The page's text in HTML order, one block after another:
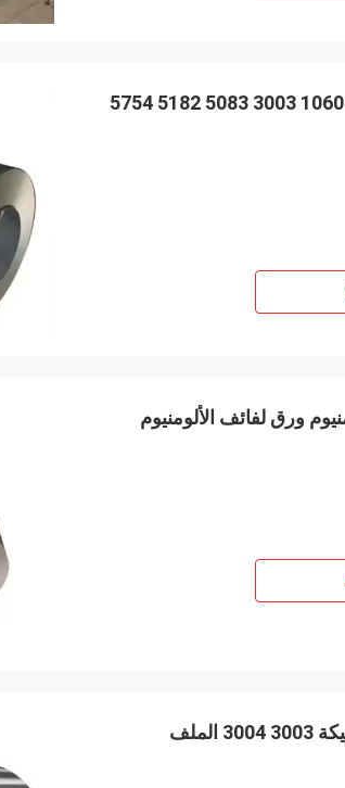
الصين تصنيع بيع الجملة لفائف الألومنيوم 1100 1050 1060 3003 5083 5182 5754
جودة عالية 5052 5005 الملف الألومنيوم 3.5 ملم سميكة 3003 3004 الملف